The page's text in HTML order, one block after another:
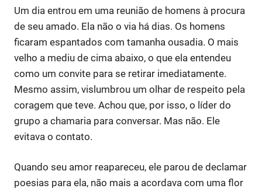
Um dia entrou em uma reunião de homens à procura
de seu amado. Ela não o via há dias. Os homens
ficaram espantados com tamanha ousadia. O mais
velho a mediu de cima abaixo, o que ela entendeu
como um convite para se retirar imediatamente.
Mesmo assim, vislumbrou um olhar de respeito pela
coragem que teve. Achou que, por isso, o líder do
grupo a chamaria para conversar. Mas não. Ele
evitava o contato.
Quando seu amor reapareceu, ele parou de declamar
poesias para ela, não mais a acordava com uma flor